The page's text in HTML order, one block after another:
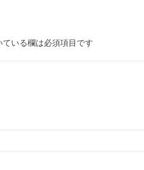
ている欄は必須項目です